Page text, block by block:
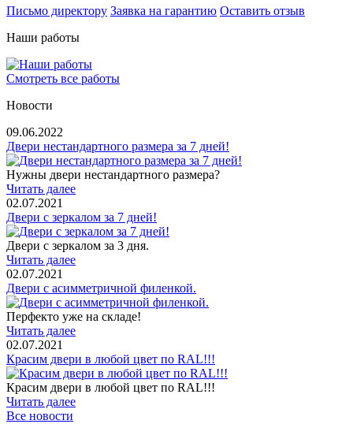
Письмо директору Заявка на гарантию Оставить отзыв
Наши работы
Смотреть все работы
Новости
09.06.2022
Двери нестандартного размера за 7 дней!
Нужны двери нестандартного размера?
Читать далее
02.07.2021
Двери с зеркалом за 7 дней!
Двери с зеркалом за 3 дня.
Читать далее
02.07.2021
Двери с асимметричной филенкой.
Перфекто уже на складе!
Читать далее
02.07.2021
Красим двери в любой цвет по RAL!!!
Красим двери в любой цвет по RAL!!!
Читать далее
Все новости